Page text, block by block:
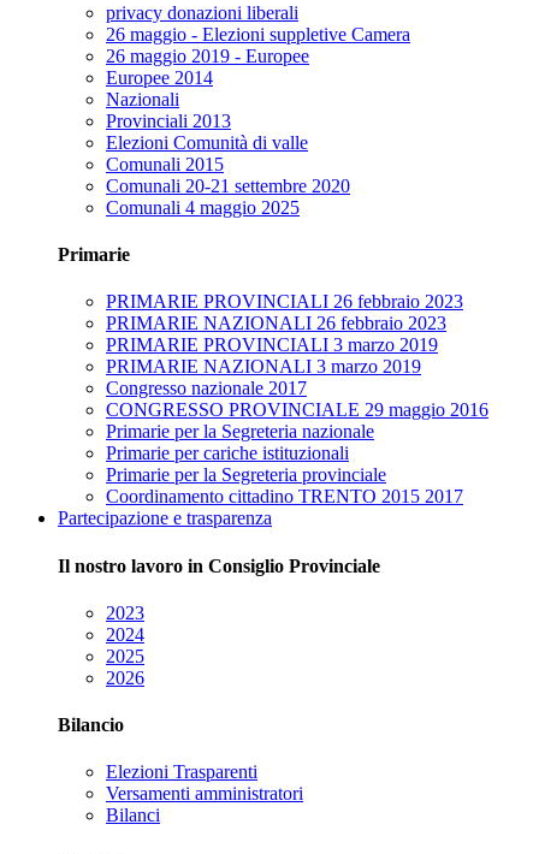
privacy donazioni liberali
26 maggio - Elezioni suppletive Camera
26 maggio 2019 - Europee
Europee 2014
Nazionali
Provinciali 2013
Elezioni Comunità di valle
Comunali 2015
Comunali 20-21 settembre 2020
Comunali 4 maggio 2025
Primarie
PRIMARIE PROVINCIALI 26 febbraio 2023
PRIMARIE NAZIONALI 26 febbraio 2023
PRIMARIE PROVINCIALI 3 marzo 2019
PRIMARIE NAZIONALI 3 marzo 2019
Congresso nazionale 2017
CONGRESSO PROVINCIALE 29 maggio 2016
Primarie per la Segreteria nazionale
Primarie per cariche istituzionali
Primarie per la Segreteria provinciale
Coordinamento cittadino TRENTO 2015 2017
Partecipazione e trasparenza
Il nostro lavoro in Consiglio Provinciale
2023
2024
2025
2026
Bilancio
Elezioni Trasparenti
Versamenti amministratori
Bilanci